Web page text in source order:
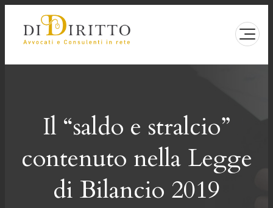
contenuto
Il “saldo e stralcio”
contenuto nella Legge
di Bilancio 2019